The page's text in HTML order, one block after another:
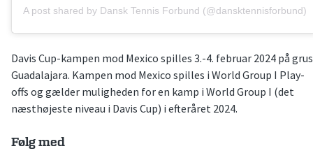
A post shared by Dansk Tennis Forbund (@dansktennisforbund)
Davis Cup-kampen mod Mexico spilles 3.-4. februar 2024 på
Guadalajara. Kampen mod Mexico spilles i World Group I Play-
offs og gælder muligheden for en kamp i World Group I (det
næsthøjeste niveau i Davis Cup) i efteråret 2024.
Følg med